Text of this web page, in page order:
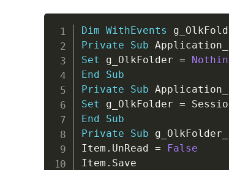
Dim WithEvents
Private
Sub
Set g_OlkFolder =
End
Sub
Private
Sub
Set g_OlkFolder =
End
Sub
Private
Sub
Item . UnRead =
False
Item .